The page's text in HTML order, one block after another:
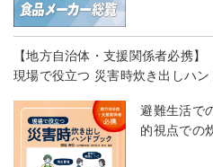
【地方自治体・支援関係者必携】
現場で役立つ 災害時炊き出しハン
避難生活で
的視点での